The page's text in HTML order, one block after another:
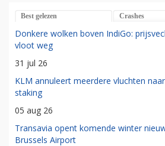
Best gelezen Crashes
Donkere wolken boven IndiGo:
vloot weg
31 jul 26
KLM annuleert meerdere vluchten
staking
05 aug 26
Transavia opent komende winter
Brussels Airport